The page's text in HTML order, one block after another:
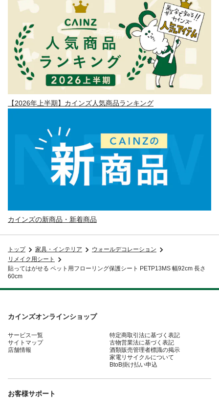
【2026年上半期】カインズ人気商品ランキング
カインズの新商品・新着商品
トップ 家具・インテリア
ウォールデコレーション
リメイク用シート
貼ってはがせる ペット用フローリング保護シート PETP13MS 幅92cm 長さ
60cm
カインズオンラインショップ
サービス一覧
サイトマップ
店舗情報
特定商取引法に基づく表記
古物営業法に基づく表記
酒類販売管理者標識の掲示
家電リサイクルについて
BtoB掛け払い申込
お客様サポート